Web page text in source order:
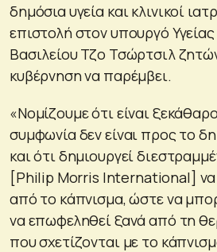
δημόσια υγεία και κλινικοί
επιστολή στον υπουργό
Βασιλείου Τζο Τσώρτσιλ
κυβέρνηση να παρέμβει.
«Νομίζουμε ότι είναι
συμφωνία δεν είναι προς το
και ότι δημιουργεί
[Philip Morris International] να
από το κάπνισμα, ώστε να
να επωφεληθεί ξανά από τη
που σχετίζονται με το